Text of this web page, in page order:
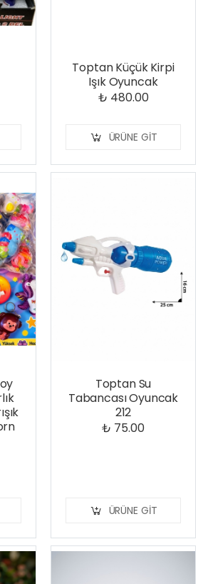
Toptan Küçük Kirpi
Işık Oyuncak
₺ 480.00
ÜRÜNE GIT
Toptan Su
Tabancası Oyuncak
212
₺ 75.00
ÜRÜNE GIT